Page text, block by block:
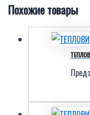
Похожие товары